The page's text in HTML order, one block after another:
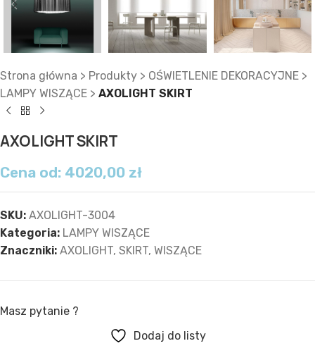
Strona główna > Produkty > OŚWIETLENIE DEKORACYJNE >
LAMPY WISZĄCE > AXOLIGHT SKIRT
AXOLIGHT SKIRT
Cena od: 4020,00 zł
SKU: AXOLIGHT-3004
Kategoria: LAMPY WISZĄCE
Znaczniki: AXOLIGHT, SKIRT, WISZĄCE
Masz pytanie ?
Dodaj do listy